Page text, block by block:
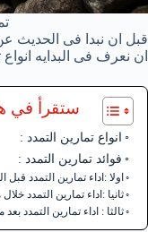
قبل ان نبدا فى الحديث
ان نعرف فى البدايه انواع
ستقرأ في
انواع تمارين التمدد :
فوائد تمارين التمدد :
اولا :اداء تمارين التمدد
ثانيا :اداء تمارين التمدد
ثالثا : اداء تمارين التمدد